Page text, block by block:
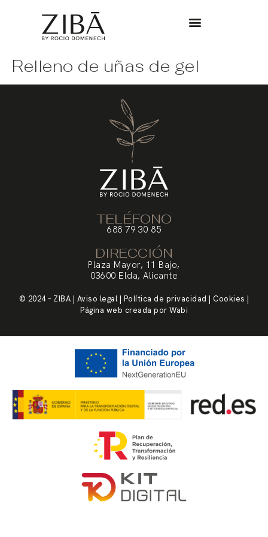
Relleno de uñas de gel
TELÉFONO
688 79 30 85
DIRECCIÓN
Plaza Mayor, 11 Bajo,
03600 Elda, Alicante
© 2024 – ZIBA | Aviso legal | Política de privacidad | Cookies |
Página web creada por Wabi